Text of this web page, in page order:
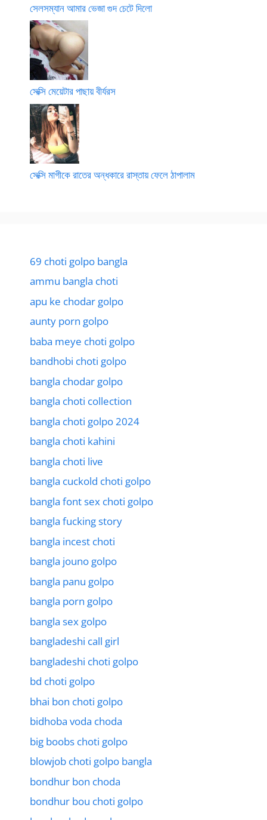
সেলসম্যান আমার ভেজা গুদ চেটে দিলো
সেক্সি মেয়েটার পাছায় বীর্যরস
সেক্সি মাগীকে রাতের অন্ধকারে রাস্তায় ফেলে ঠাপালাম
69 choti golpo bangla
ammu bangla choti
apu ke chodar golpo
aunty porn golpo
baba meye choti golpo
bandhobi choti golpo
bangla chodar golpo
bangla choti collection
bangla choti golpo 2024
bangla choti kahini
bangla choti live
bangla cuckold choti golpo
bangla font sex choti golpo
bangla fucking story
bangla incest choti
bangla jouno golpo
bangla panu golpo
bangla porn golpo
bangla sex golpo
bangladeshi call girl
bangladeshi choti golpo
bd choti golpo
bhai bon choti golpo
bidhoba voda choda
big boobs choti golpo
blowjob choti golpo bangla
bondhur bon choda
bondhur bou choti golpo